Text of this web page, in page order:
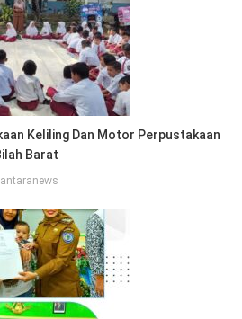
Keliling Dan Motor Perpustakaan
Barat